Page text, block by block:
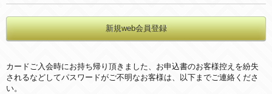
カードご入会時にお持ち帰り頂きました、お申込書のお客様控えを紛失
されるなどしてパスワードがご不明なお客様は、以下までご連絡くださ
い。